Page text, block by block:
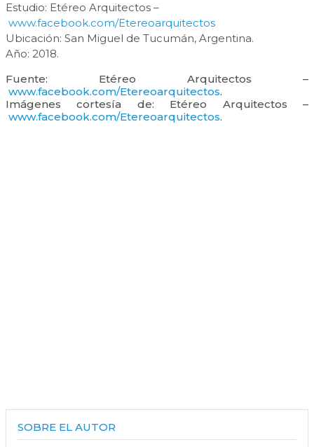
Estudio: Etéreo Arquitectos –
www.facebook.com/Etereoarquitectos
Ubicación: San Miguel de Tucumán, Argentina.
Año: 2018.
Fuente: Etéreo Arquitectos –
www.facebook.com/Etereoarquitectos.
Imágenes cortesía de: Etéreo Arquitectos –
www.facebook.com/Etereoarquitectos.
SOBRE EL AUTOR